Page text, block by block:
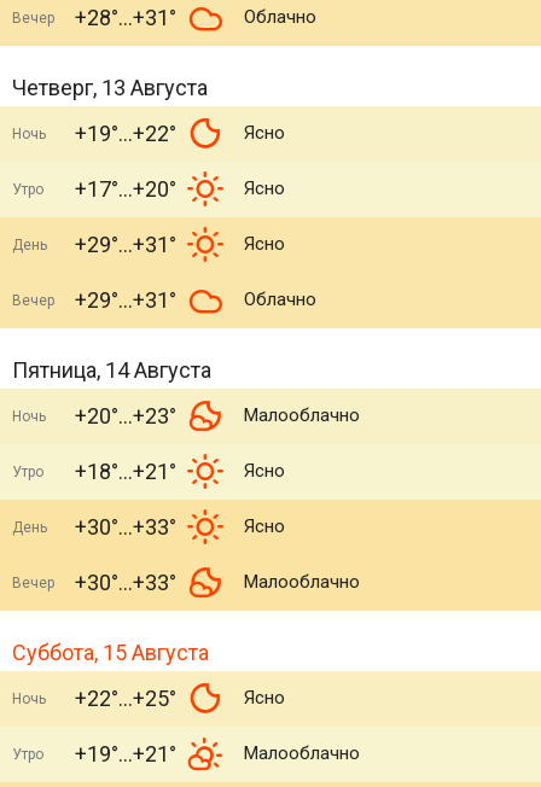
Вечер +28° +31° Облачно
Четверг, 13 Августа
Ночь +19° +22° Ясно
Утро +17° +20° Ясно
День +29° +31° Ясно
Вечер +29° +31° Облачно
Пятница, 14 Августа
Ночь +20° +23° Малооблачно
Утро +18° +21° Ясно
День +30° +33° Ясно
Вечер +30° +33° Малооблачно
Суббота, 15 Августа
Ночь +22° +25° Ясно
Утро +19° +21° Малооблачно